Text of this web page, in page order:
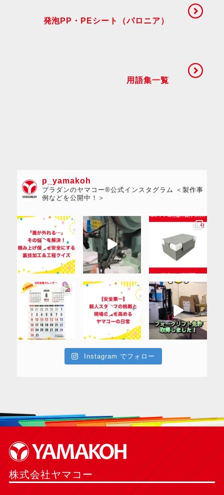
発泡PP・PEシート（パロニア）
用語集一覧
p_yamakoh
プラダンのヤマコー®公式インスタグラム ＜製作事
例などを公開中！＞
Instagram でフォロー
株式会社ヤマコー